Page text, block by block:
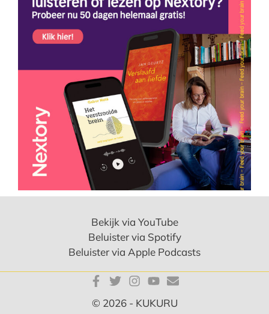
Bekijk via YouTube
Beluister via Spotify
Beluister via Apple Podcasts
© 2026 - KUKURU